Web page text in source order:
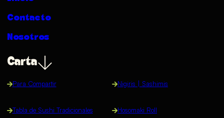
Contacto
Nosotros
Carta
Para Compartir
Tabla de Sushi Tradicionales
Nigiris | Sashimis
Hosomaki Roll